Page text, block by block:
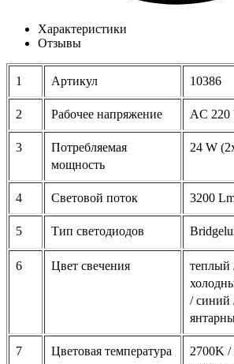
Характеристики
Отзывы
1 Артикул 10386
2 Рабочее напряжение AC 220
3
Потребляемая
мощность
24 W
4 Световой поток 3200
5 Тип светодиодов
6 Цвет свечения
теплый
/ синий
7 Цветовая температура
2700K